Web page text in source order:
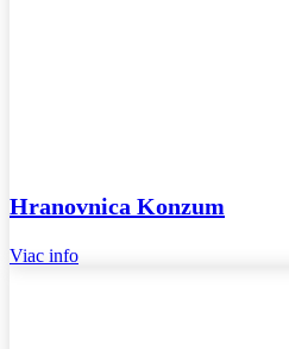
Hranovnica Konzum
Viac info